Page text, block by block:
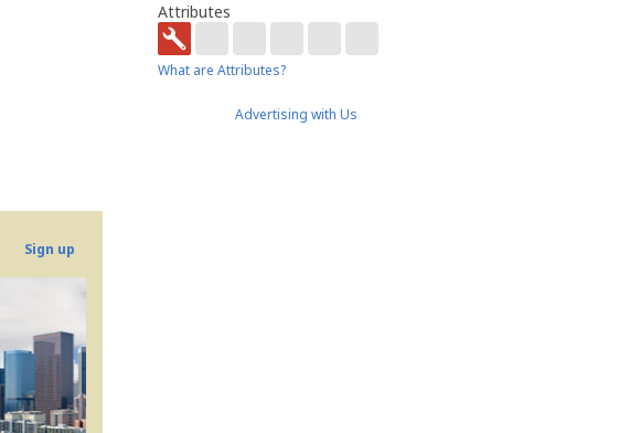
Sign up
Attributes
What are Attributes?
Advertising with Us